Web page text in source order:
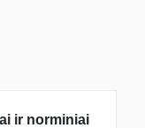
ir norminiai